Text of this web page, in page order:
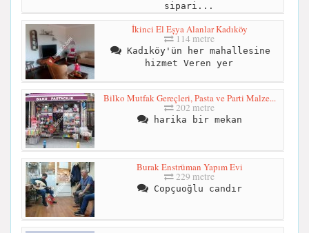
sipari...
İkinci El Eșya Alanlar Kadıköy
114 metre
Kadıköy'ün her mahallesine
hizmet Veren yer
Bilko Mutfak Gereçleri, Pasta ve Parti Malze...
202 metre
harika bir mekan
Burak Enstrüman Yapım Evi
229 metre
Copçuoğlu candır